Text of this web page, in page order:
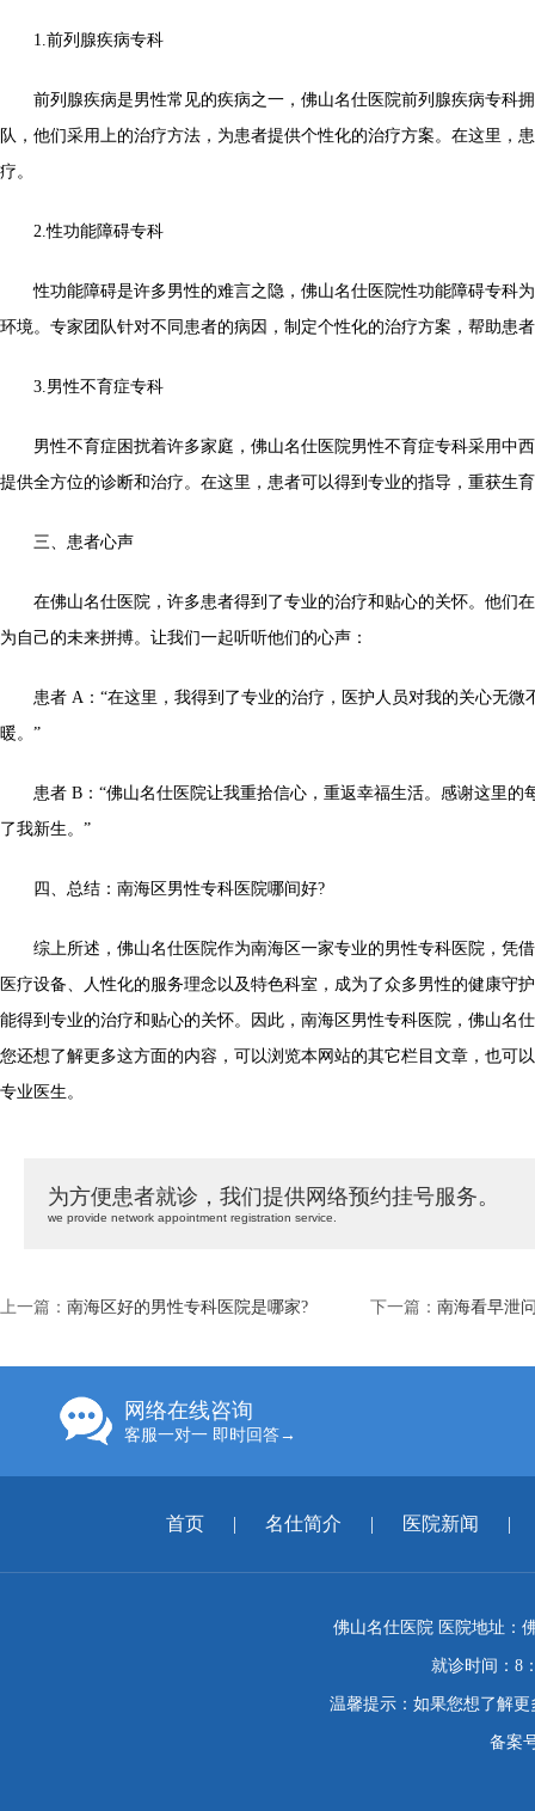
1.前列腺疾病专科
前列腺疾病是男性常见的疾病之一，佛山名仕医院前列腺疾病专科
队，他们采用上的治疗方法，为患者提供个性化的治疗方案。在这里，
疗。
2.性功能障碍专科
性功能障碍是许多男性的难言之隐，佛山名仕医院性功能障碍专科
环境。专家团队针对不同患者的病因，制定个性化的治疗方案，帮助患
3.男性不育症专科
男性不育症困扰着许多家庭，佛山名仕医院男性不育症专科采用中
提供全方位的诊断和治疗。在这里，患者可以得到专业的指导，重获生
三、患者心声
在佛山名仕医院，许多患者得到了专业的治疗和贴心的关怀。他们
为自己的未来拼搏。让我们一起听听他们的心声：
患者 A：“在这里，我得到了专业的治疗，医护人员对我的关心无微
暖。”
患者 B：“佛山名仕医院让我重拾信心，重返幸福生活。感谢这里的
了我新生。”
四、总结：南海区男性专科医院哪间好?
综上所述，佛山名仕医院作为南海区一家专业的男性专科医院，凭
医疗设备、人性化的服务理念以及特色科室，成为了众多男性的健康守
能得到专业的治疗和贴心的关怀。因此，南海区男性专科医院，佛山名
您还想了解更多这方面的内容，可以浏览本网站的其它栏目文章，也可
专业医生。
为方便患者就诊，我们提供网络预约挂号服务。
we provide network appointment registration service.
上一篇： 南海区好的男性专科医院是哪家? 下一篇： 南海看早泄
网络在线咨询
客服一对一 即时回答→
首页 | 名仕简介 | 医院新闻 |
佛山名仕医院 医院地址：
就诊时间：8
温馨提示：如果您想了解
备案